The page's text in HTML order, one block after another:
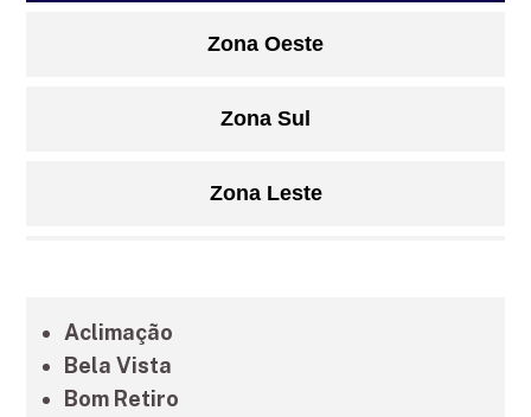
Zona Oeste
Zona Sul
Zona Leste
Litoral de São Paulo
Aclimação
Bela Vista
Bom Retiro